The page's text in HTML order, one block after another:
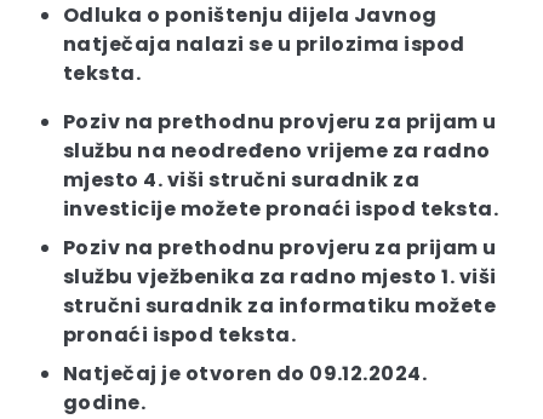
Odluka o poništenju dijela Javnog
natječaja nalazi se u prilozima ispod
teksta.
Poziv na prethodnu provjeru za prijam u
službu na neodređeno vrijeme za radno
mjesto 4. viši stručni suradnik za
investicije možete pronaći ispod teksta.
Poziv na prethodnu provjeru za prijam u
službu vježbenika za radno mjesto 1. viši
stručni suradnik za informatiku možete
pronaći ispod teksta.
Natječaj je otvoren do 09.12.2024.
godine.